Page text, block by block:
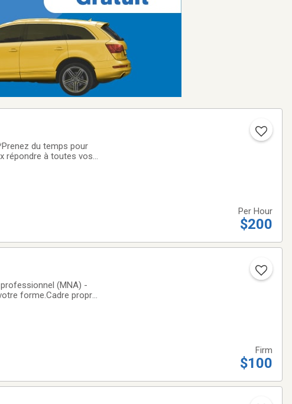
répondre à toutes vos
Per Hour
$200
(MNA) -
forme.Cadre propre
Firm
$100